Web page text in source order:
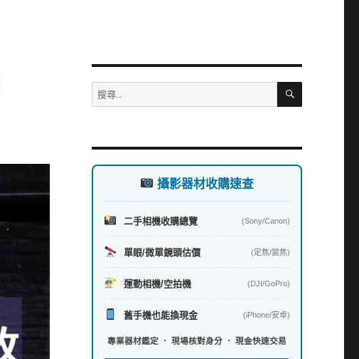
搜
尋
字:
搜
攝影器材收購速查
二手相機收購總覽 (Sony/Canon)
單眼/微單鏡頭估價 (定焦/變焦)
運動相機/空拍機 (DJI/GoPro)
舊手機也能換現金 (iPhone/安卓)
專業器材鑑定 ． 現場核對身分 ． 現金快速交易